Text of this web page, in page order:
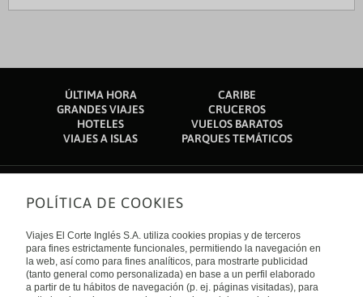
ÚLTIMA HORA
CARIBE
GRANDES VIAJES
CRUCEROS
HOTELES
VUELOS BARATOS
VIAJES A ISLAS
PARQUES TEMÁTICOS
Sobre nosotros
Quiénes somos
Financiación
Sostenibilidad
Turismo accesible
Tarjeta El Corte Inglés
Trabaja con nosotros
Enlaces de interés
Guías de viaje
Catálogos
POLÍTICA DE COOKIES
Viajes El Corte Inglés S.A. utiliza cookies propias y de terceros
para fines estrictamente funcionales, permitiendo la navegación en
la web, así como para fines analíticos, para mostrarte publicidad
(tanto general como personalizada) en base a un perfil elaborado
a partir de tu hábitos de navegación (p. ej. páginas visitadas), para